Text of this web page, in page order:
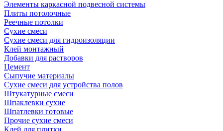
Элементы каркасной подвесной системы
Плиты потолочные
Реечные потолки
Сухие смеси
Сухие смеси для гидроизоляции
Клей монтажный
Добавки для растворов
Цемент
Сыпучие материалы
Сухие смеси для устройства полов
Штукатурные смеси
Шпаклевки сухие
Шпатлевки готовые
Прочие сухие смеси
Клей для плитки